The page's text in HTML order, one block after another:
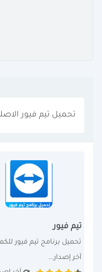
تحميل تيم فيور الاصلي 64
تيم فيور
آخر إصدار...